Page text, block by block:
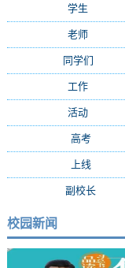
学生
老师
同学们
工作
活动
高考(9)
上线(7)
副校长
校园新闻